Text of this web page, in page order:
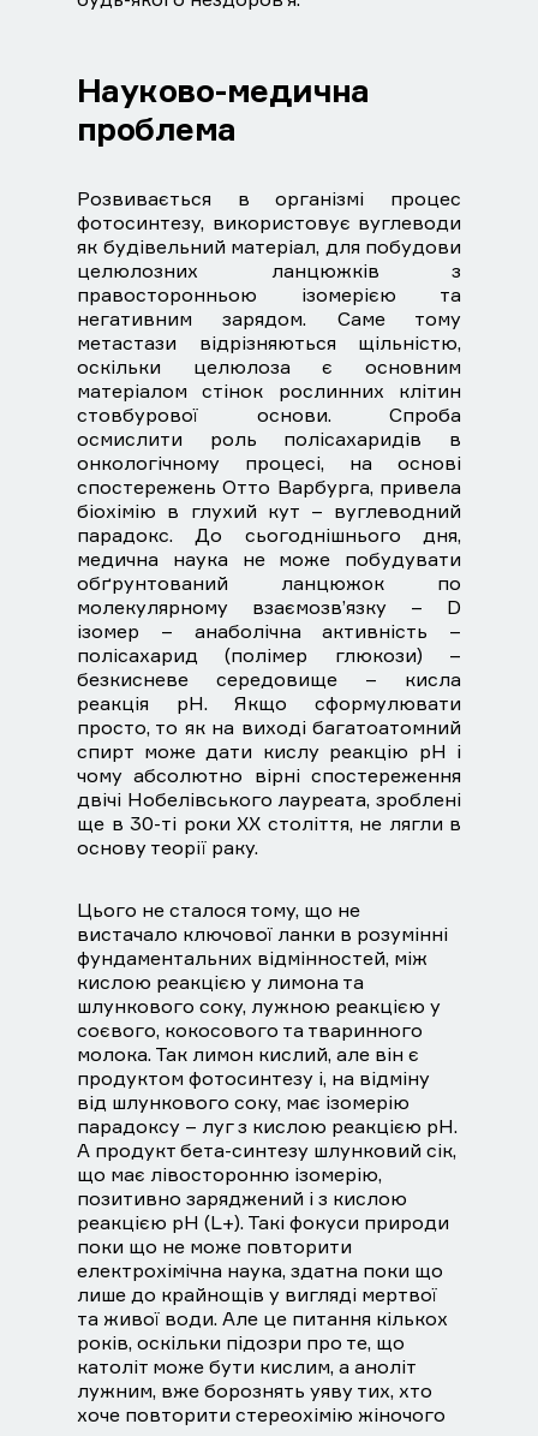
Науково-медична
проблема
Розвивається в організмі процес
фотосинтезу, використовує вуглеводи
як будівельний матеріал, для побудови
целюлозних ланцюжків з
правосторонньою ізомерією та
негативним зарядом. Саме тому
метастази відрізняються щільністю,
оскільки целюлоза є основним
матеріалом стінок рослинних клітин
стовбурової основи. Спроба
осмислити роль полісахаридів в
онкологічному процесі, на основі
спостережень Отто Варбурга, привела
біохімію в глухий кут – вуглеводний
парадокс. До сьогоднішнього дня,
медична наука не може побудувати
обґрунтований ланцюжок по
молекулярному взаємозв’язку – D
ізомер – анаболічна активність –
полісахарид (полімер глюкози) –
безкисневе середовище – кисла
реакція рН. Якщо сформулювати
просто, то як на виході багатоатомний
спирт може дати кислу реакцію рН і
чому абсолютно вірні спостереження
двічі Нобелівського лауреата, зроблені
ще в 30-ті роки ХХ століття, не лягли в
основу теорії раку.
Цього не сталося тому, що не
вистачало ключової ланки в розумінні
фундаментальних відмінностей, між
кислою реакцією у лимона та
шлункового соку, лужною реакцією у
соєвого, кокосового та тваринного
молока. Так лимон кислий, але він є
продуктом фотосинтезу і, на відміну
від шлункового соку, має ізомерію
парадоксу – луг з кислою реакцією рН.
А продукт бета-синтезу шлунковий сік,
що має лівосторонню ізомерію,
позитивно заряджений і з кислою
реакцією рН (L+). Такі фокуси природи
поки що не може повторити
електрохімічна наука, здатна поки що
лише до крайнощів у вигляді мертвої
та живої води. Але це питання кількох
років, оскільки підозри про те, що
католіт може бути кислим, а аноліт
лужним, вже борознять уяву тих, хто
хоче повторити стереохімію жіночого